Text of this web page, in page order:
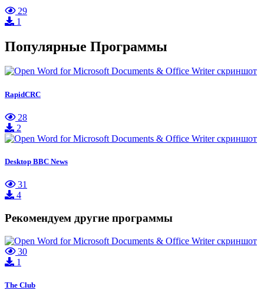
29
1
Популярные Программы
RapidCRC
28
2
Desktop BBC News
31
4
Рекомендуем другие программы
30
1
The Club